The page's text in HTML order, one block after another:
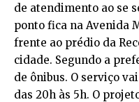
de atendimento ao se
ponto fica na Avenida
frente ao prédio da
cidade. Segundo a
de ônibus. O serviço
das 20h às 5h. O